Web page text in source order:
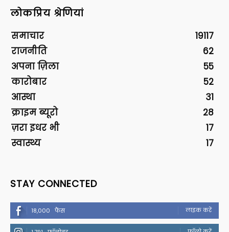
लोकप्रिय श्रेणियां
समाचार
19117
राजनीति
62
अपना ज़िला
55
कारोबार
52
आस्था
31
क्राइम ब्यूरो
28
ज़रा इधर भी
17
स्वास्थ्य
17
STAY CONNECTED
18,000 फैंस लाइक करें